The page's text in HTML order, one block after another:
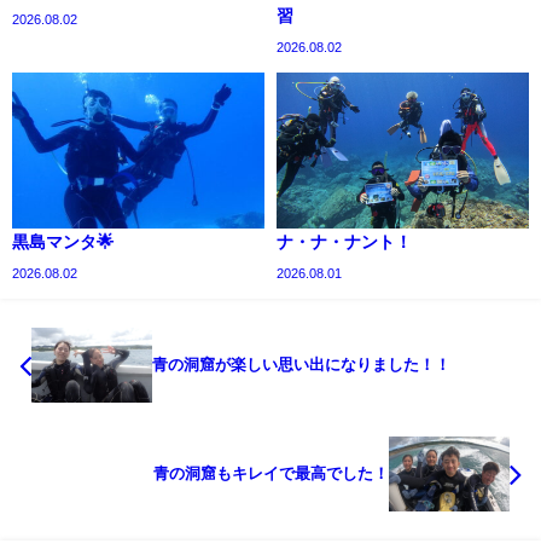
2026.08.02
習
2026.08.02
黒島マンタ🌟
2026.08.02
ナ・ナ・ナント！
2026.08.01
青の洞窟が楽しい思い出になりました！！
青の洞窟もキレイで最高でした！